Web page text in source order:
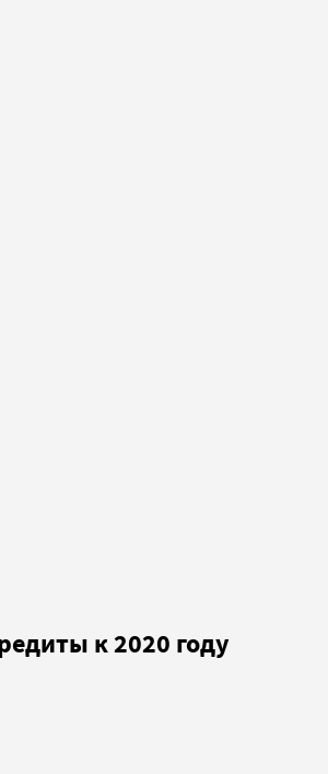
к 2020 году